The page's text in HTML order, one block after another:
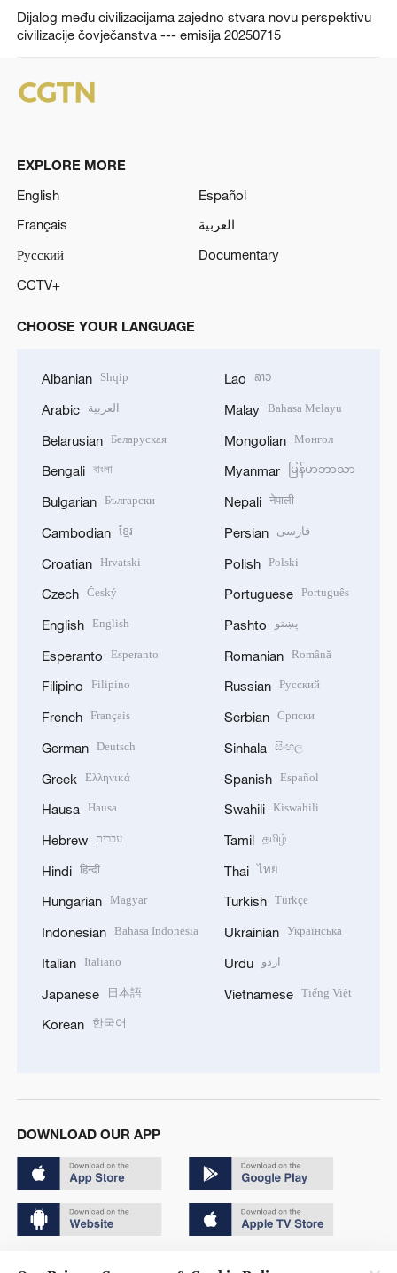
Dijalog među civilizacijama zajedno stvara novu perspektivu
civilizacije čovječanstva --- emisija 20250715
EXPLORE MORE
English
Español
Français
العربية
Русский
Documentary
CCTV+
CHOOSE YOUR LANGUAGE
Albanian Shqip
Arabic العربية
Belarusian Беларуская
Bengali বাংলা
Bulgarian Български
Cambodian ខ្មែរ
Croatian Hrvatski
Czech Český
English English
Esperanto Esperanto
Filipino Filipino
French Français
German Deutsch
Greek Ελληνικά
Hausa Hausa
Hebrew עברית
Hindi हिन्दी
Hungarian Magyar
Indonesian Bahasa Indonesia
Italian Italiano
Japanese 日本語
Korean 한국어
Lao ລາວ
Malay Bahasa Melayu
Mongolian Монгол
Myanmar မြန်မာဘာသာ
Nepali नेपाली
Persian فارسی
Polish Polski
Portuguese Português
Pashto پښتو
Romanian Română
Russian Русский
Serbian Српски
Sinhala සිංහල
Spanish Español
Swahili Kiswahili
Tamil தமிழ்
Thai ไทย
Turkish Türkçe
Ukrainian Українська
Urdu اردو
Vietnamese Tiếng Việt
DOWNLOAD OUR APP